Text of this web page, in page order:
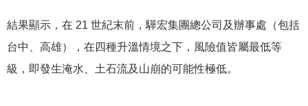
結果顯示，在 21 世紀末前，驊宏集團總公司及辦事處（包括
台中、高雄），在四種升溫情境之下，風險值皆屬最低等
級，即發生淹水、土石流及山崩的可能性極低。